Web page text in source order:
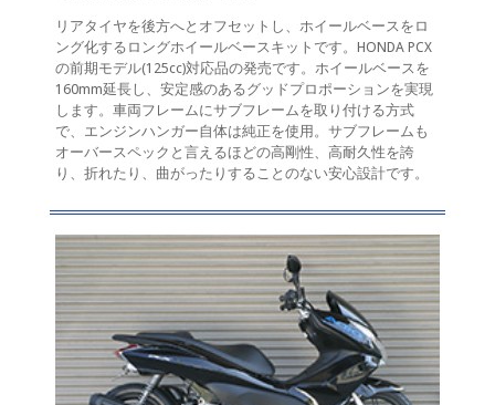
リアタイヤを後方へとオフセットし、ホイールベースをロ
ング化するロングホイールベースキットです。HONDA PCX
の前期モデル(125cc)対応品の発売です。ホイールベースを
160mm延長し、安定感のあるグッドプロポーションを実現
します。車両フレームにサブフレームを取り付ける方式
で、エンジンハンガー自体は純正を使用。サブフレームも
オーバースペックと言えるほどの高剛性、高耐久性を誇
り、折れたり、曲がったりすることのない安心設計です。